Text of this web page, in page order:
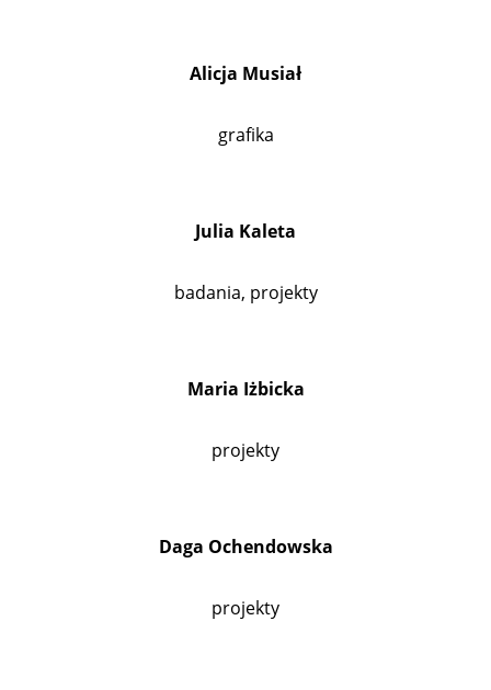
Alicja Musiał
grafika
Julia Kaleta
badania, projekty
Maria Iżbicka
projekty
Daga Ochendowska
projekty